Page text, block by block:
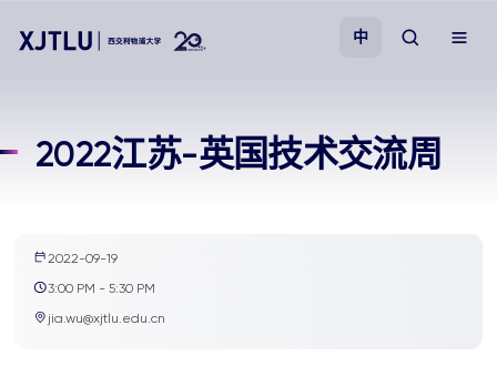
科研
学院
中
2022江苏-英国技术交流周
2022-09-19
3:00 PM - 5:30 PM
jia.wu@xjtlu.edu.cn